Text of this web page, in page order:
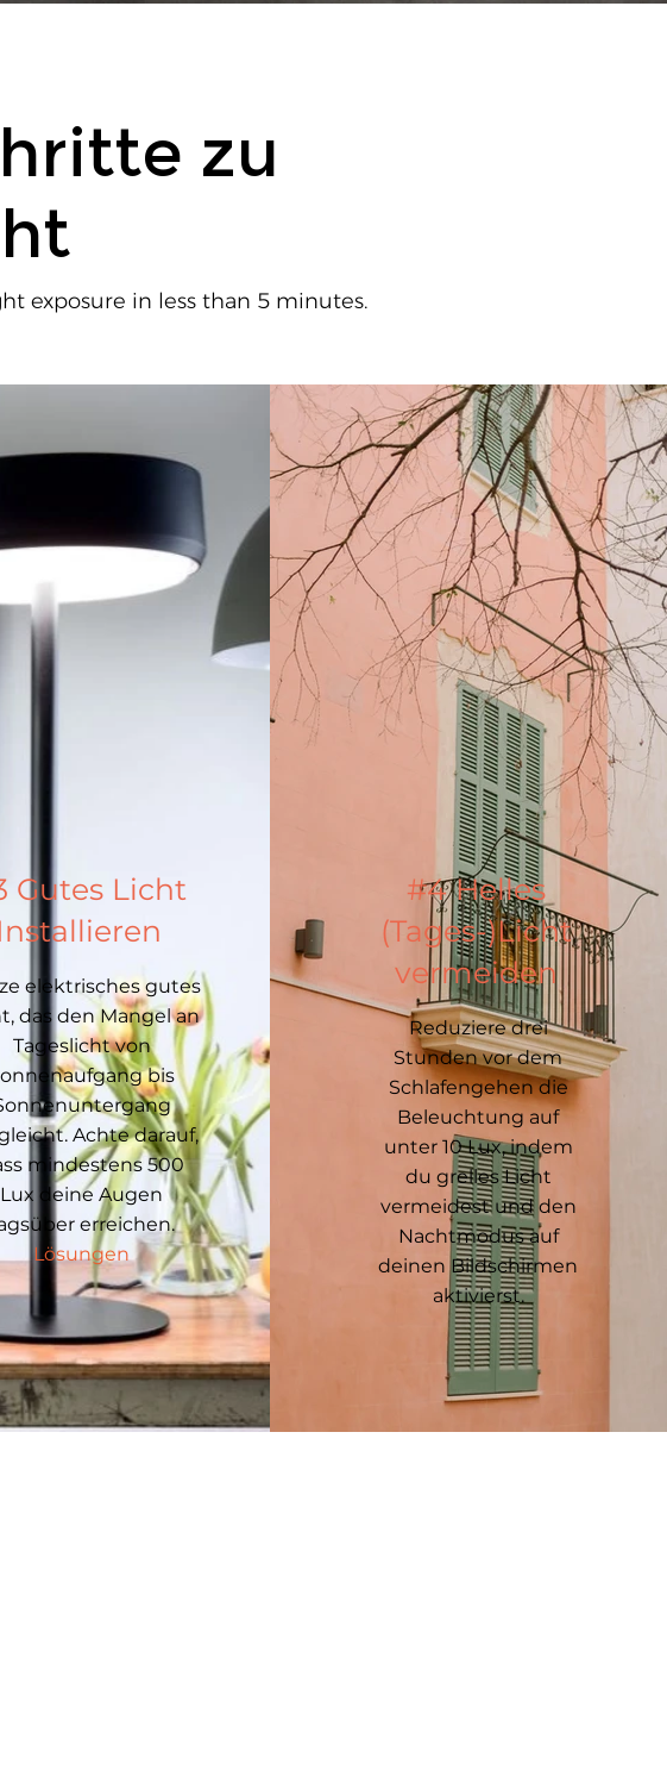
zu
exposure in less than 5 minutes.
Gutes Licht
elektrisches gutes
das den Mangel an
Tageslicht von
bis
Achte darauf,
mindestens 500
Lux deine Augen
erreichen.
Lösungen
#4 Helles
(Tages-)Licht
vermeiden
Reduziere drei
Stunden vor dem
Schlafengehen die
Beleuchtung auf
unter 10 Lux, indem
du grelles Licht
vermeidest und den
Nachtmodus auf
deinen Bildschirmen
aktivierst.